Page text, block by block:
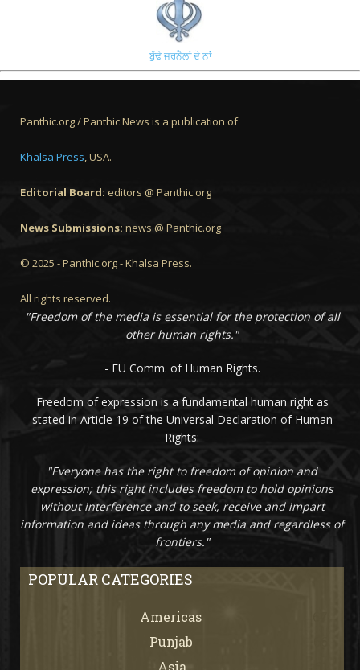
ਬੁੱਢੇ ਜਰਨੈਲਾਂ ਦੇ ਨਾਂ
Panthic.org / Panthic News is a publication of
Khalsa Press, USA.
Editorial Board: editors @ Panthic.org
News Submissions: news @ Panthic.org
© 2025 - Panthic.org - Khalsa Press.
All rights reserved.
"Freedom of the media is essential for the protection of all
other human rights."
- EU Comm. of Human Rights.
Freedom of expression is a fundamental human right as
stated in Article 19 of the Universal Declaration of Human
Rights:
"Everyone has the right to freedom of opinion and
expression; this right includes freedom to hold opinions
without interference and to seek, receive and impart
information and ideas through any media and regardless of
frontiers."
POPULAR CATEGORIES
Americas
Punjab